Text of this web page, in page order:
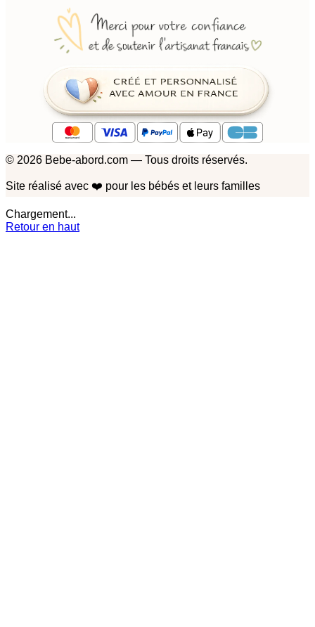
© 2026 Bebe-abord.com — Tous droits réservés.
Site réalisé avec ❤️ pour les bébés et leurs familles
Chargement...
Retour en haut